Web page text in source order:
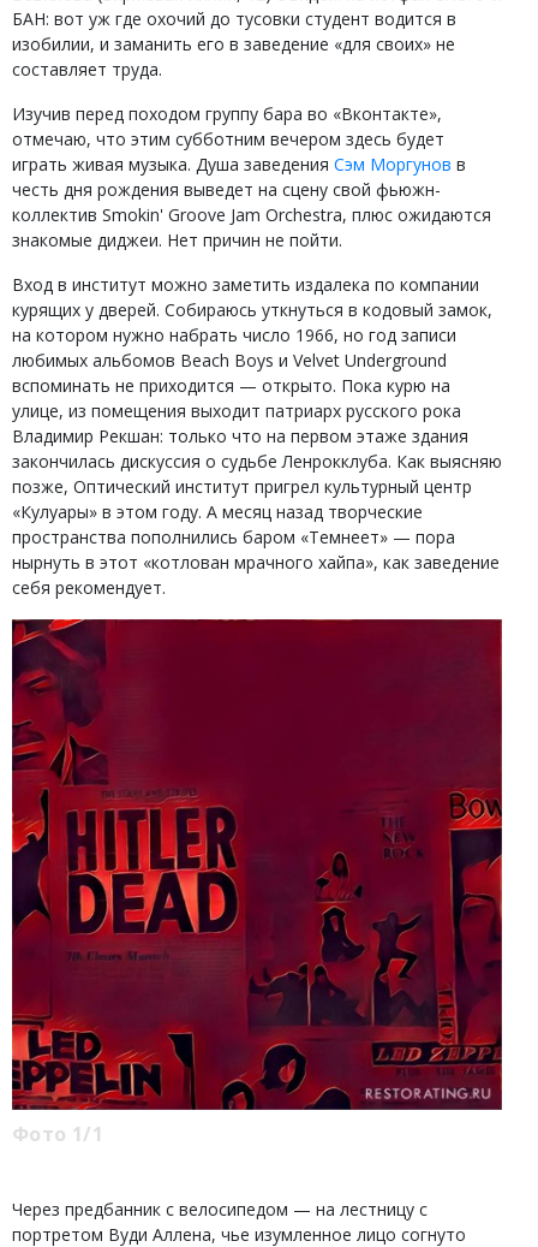
БАН: вот уж где охочий до тусовки студент водится в
изобилии, и заманить его в заведение «для своих» не
составляет труда.
Изучив перед походом группу бара во «Вконтакте»,
отмечаю, что этим субботним вечером здесь будет
играть живая музыка. Душа заведения Сэм Моргунов в
честь дня рождения выведет на сцену свой фьюжн-
коллектив Smokin' Groove Jam Orchestra, плюс ожидаются
знакомые диджеи. Нет причин не пойти.
Вход в институт можно заметить издалека по компании
курящих у дверей. Собираюсь уткнуться в кодовый замок,
на котором нужно набрать число 1966, но год записи
любимых альбомов Beach Boys и Velvet Underground
вспоминать не приходится — открыто. Пока курю на
улице, из помещения выходит патриарх русского рока
Владимир Рекшан: только что на первом этаже здания
закончилась дискуссия о судьбе Ленрокклуба. Как выясняю
позже, Оптический институт пригрел культурный центр
«Кулуары» в этом году. А месяц назад творческие
пространства пополнились баром «Темнеет» — пора
нырнуть в этот «котлован мрачного хайпа», как заведение
себя рекомендует.
Фото 1/1
Через предбанник с велосипедом — на лестницу с
портретом Вуди Аллена, чье изумленное лицо согнуто